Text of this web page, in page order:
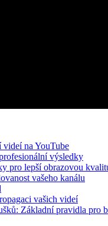
na YouTube
výsledky
pro lepší obrazovou
vašeho kanálu
vašich videí
Základní pravidla pro